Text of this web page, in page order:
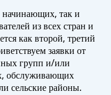
так и
из всех стран и
как второй, третий
заявки от
групп и/или
обслуживающих
сельские районы.